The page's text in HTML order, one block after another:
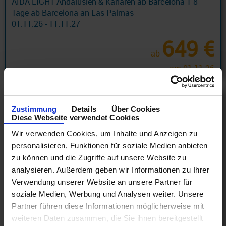
Zustimmung Details
Über Cookies
Diese Webseite verwendet Cookies
Wir verwenden Cookies, um Inhalte und Anzeigen zu
personalisieren, Funktionen für soziale Medien anbieten
zu können und die Zugriffe auf unsere Website zu
analysieren. Außerdem geben wir Informationen zu Ihrer
Verwendung unserer Website an unsere Partner für
soziale Medien, Werbung und Analysen weiter. Unsere
Partner führen diese Informationen möglicherweise mit
weiteren Daten zusammen, die Sie ihnen bereitgestellt
Tage ab Barcelona an Las Palmas
01.11.26 - 11.11.27
ab 649 €
am 01.11.26